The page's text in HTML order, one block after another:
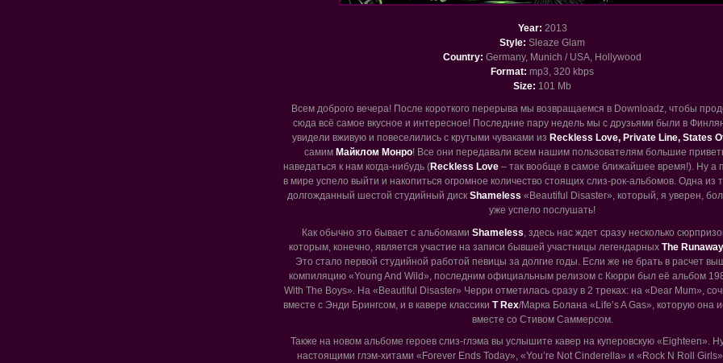
Year: 2013
Style: Sleaze Glam
Country: Germany, Munich / USA, Hollywood
Format: mp3, 320 kbps
Size: 101 Mb
Всем доброго вечера! После короткого перерыва мы возвращаемся в Downloadz, чтобы
сюда всё самое вкусное и интересное! Последние пару недель мы с друзьями были в
увидели вживую и повеселились с крутыми чуваками из Reckless Love, Private Line, States
самим Майклом Монро! Все они передавали всем нашим пользователям большие
наведаться к нам когда-нибудь (Reckless Love – так вообще в самое ближайшее время!). Ну а
в мире успело выйти и накопиться огромное количество стоящих слиз-рок-альбомов. Одна из
долгожданный шестой студийный диск Shameless «Beautiful Disaster», который, я уверен,
уже успело послушать!
Как обычно это бывает с альбомами Shameless , здесь нас ждет сразу несколько
которым, конечно, является участие на записи бывшей участницы легендарных The
Это стало первой студийной работой певицы за долгие годы. Если же не брать в расчет
компиляцию «Young And Wild», последним официальным релизом с Кюрри был её альбом
With The Boys». На «Beautiful Disaster» Черри отметилась сразу в 2 треках: на «Dear Mum»,
вместе с Энди Брингсом, и в кавере классики T Rex/Марка Болана «Life’s A Gas», которую она
вместе со Стивом Саммерсом.
Также на новом альбоме героев слиз-глэма вы услышите кавер на куперовскую «Eighteen».
настоящими глэм-хитами «Forever Ends Today», «You’re Not Cinderella» и «Rock N Roll